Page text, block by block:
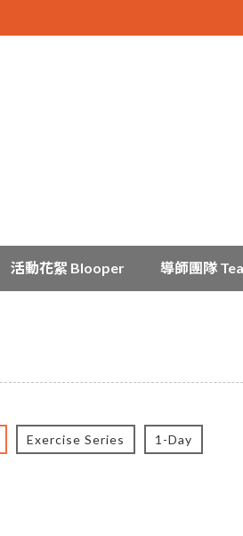
活動花絮 Blooper 導師團隊
Exercise Series 1-Day